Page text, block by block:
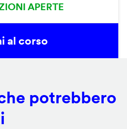
APERTE
al corso
potrebbero